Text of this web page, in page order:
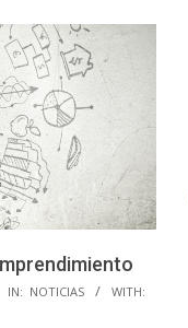
IN: NOTICIAS
WITH: